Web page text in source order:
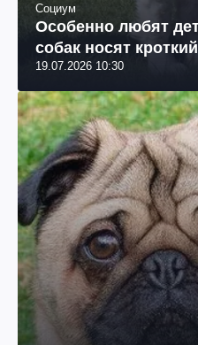
Социум
Особенно любят
собак носят
19.07.2026 10:30